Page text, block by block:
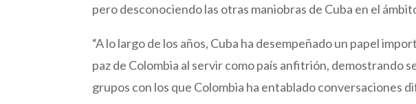
pero desconociendo las otras maniobras de Cuba en el
“A lo largo de los años, Cuba ha desempeñado un papel
paz de Colombia al servir como país anfitrión, demostrando
grupos con los que Colombia ha entablado conversaciones